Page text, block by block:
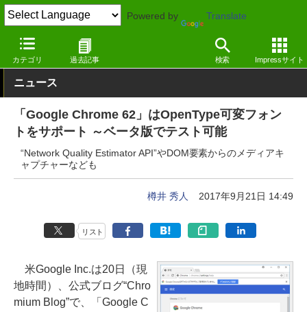
Powered by Translate
カテゴリ 過去記事 検索 Impressサイト
窓の杜 インターネット Windows
ニュース
「Google Chrome 62」はOpenType可変フォン
トをサポート ～ベータ版でテスト可能
“Network Quality Estimator API”やDOM要素からのメディアキ
ャプチャーなども
樽井 秀人 2017年9月21日 14:49
リスト
米Google Inc.は20日（現
地時間）、公式ブログ“Chro
mium Blog”で、「Google C